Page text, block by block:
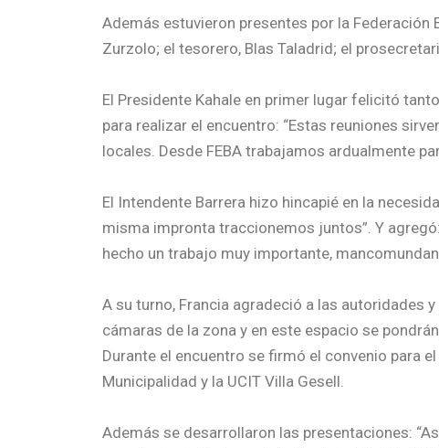
Además estuvieron presentes por la
Zurzolo; el tesorero, Blas Taladrid; el
El Presidente Kahale en primer lugar felicitó
para realizar el encuentro: “Estas reuniones
locales. Desde FEBA trabajamos ardualmente
El Intendente Barrera hizo hincapié en la
misma impronta traccionemos juntos”. Y
hecho un trabajo muy importante,
A su turno, Francia agradeció a las autoridades
cámaras de la zona y en este espacio se
Durante el encuentro se firmó el convenio para
Municipalidad y la UCIT Villa Gesell.
Además se desarrollaron las presentaciones: